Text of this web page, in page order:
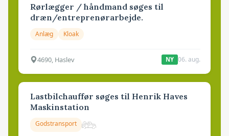
Rørlægger / håndmand søges til
dræn/entreprenørarbejde.
Anlæg Kloak
4690, Haslev NY 06. aug.
Lastbilchauffør søges til Henrik Haves
Maskinstation
Godstransport